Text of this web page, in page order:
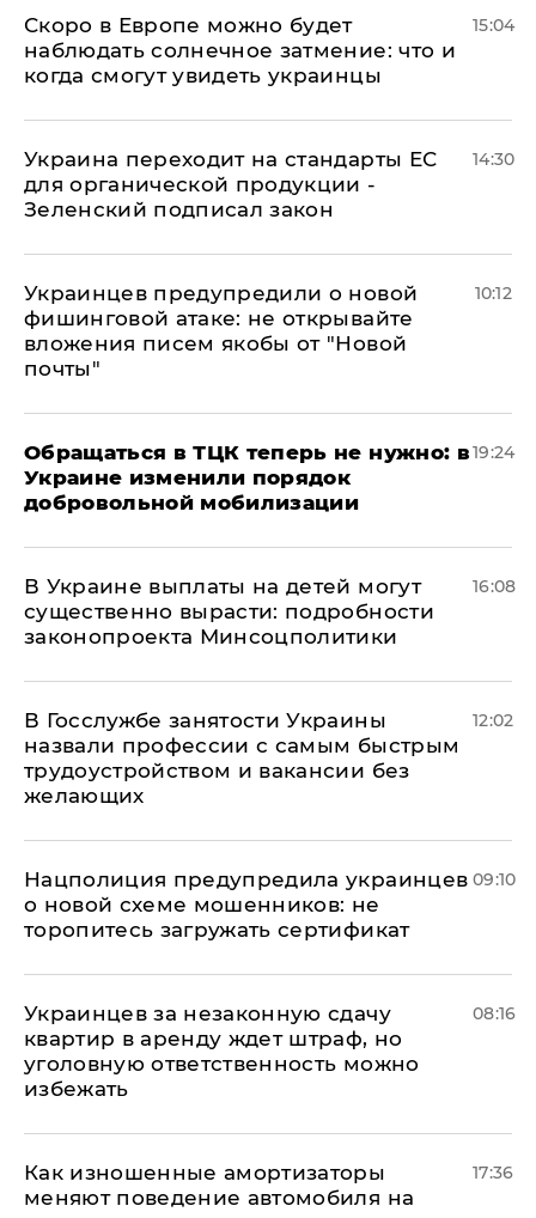
Скоро в Европе можно будет
наблюдать солнечное затмение: что и
когда смогут увидеть украинцы
15:04
Украина переходит на стандарты ЕС
для органической продукции -
Зеленский подписал закон
14:30
Украинцев предупредили о новой
фишинговой атаке: не открывайте
вложения писем якобы от "Новой
почты"
10:12
Обращаться в ТЦК теперь не нужно: в
Украине изменили порядок
добровольной мобилизации
19:24
В Украине выплаты на детей могут
существенно вырасти: подробности
законопроекта Минсоцполитики
16:08
В Госслужбе занятости Украины
назвали профессии с самым быстрым
трудоустройством и вакансии без
желающих
12:02
Нацполиция предупредила украинцев
о новой схеме мошенников: не
торопитесь загружать сертификат
09:10
Украинцев за незаконную сдачу
квартир в аренду ждет штраф, но
уголовную ответственность можно
избежать
08:16
Как изношенные амортизаторы
меняют поведение автомобиля на
17:36